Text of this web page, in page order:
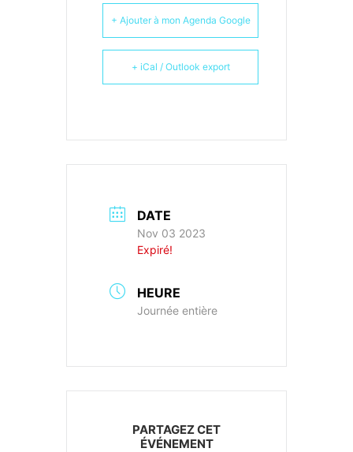
+ Ajouter à mon Agenda Google
+ iCal / Outlook export
DATE
Nov 03 2023
Expiré!
HEURE
Journée entière
PARTAGEZ CET
ÉVÉNEMENT